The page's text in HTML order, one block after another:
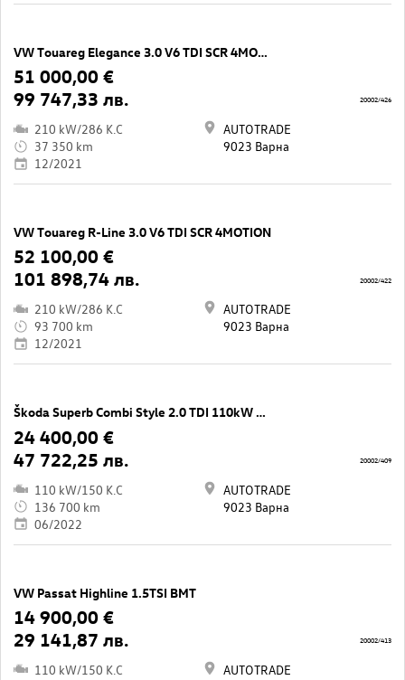
VW Touareg Elegance 3.0 V6 TDI SCR 4MOTION
51 000,00 €
99 747,33 лв.
210 kW/286 K.C
37 350 km
12/2021
AUTOTRADE
9023 Варна
20002/426
VW Touareg R-Line 3.0 V6 TDI SCR 4MOTION
52 100,00 €
101 898,74 лв.
210 kW/286 K.C
93 700 km
12/2021
AUTOTRADE
9023 Варна
20002/422
Škoda Superb Combi Style 2.0 TDI 110kW DG6
24 400,00 €
47 722,25 лв.
110 kW/150 K.C
136 700 km
06/2022
AUTOTRADE
9023 Варна
20002/409
VW Passat Highline 1.5TSI BMT
14 900,00 €
29 141,87 лв.
110 kW/150 K.C
AUTOTRADE
20002/413